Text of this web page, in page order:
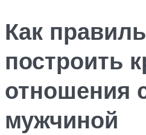
Как
построить
отношения
мужчиной